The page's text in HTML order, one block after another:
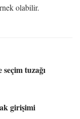
olabilir.
tuzağı
girişimi